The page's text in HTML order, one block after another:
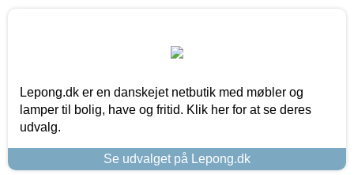
Lepong.dk er en danskejet netbutik med møbler og
lamper til bolig, have og fritid. Klik her for at se deres
udvalg.
Se udvalget på Lepong.dk